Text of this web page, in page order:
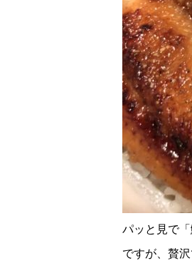
パッと見で
ですが、贅沢